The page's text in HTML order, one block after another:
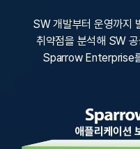
SW 개발부터 운영까지
취약점을 분석해 SW
Sparrow Enterprise